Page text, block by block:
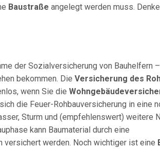
Baustraße angelegt werden muss.
der Sozialversicherung von Bauhelfern
bekommen. Die Versicherung des
wenn Sie die
die Feuer-Rohbauversicherung in eine
Sturm und (empfehlenswert) weitere
kann Baumaterial durch eine
versichert werden. Noch wichtiger ist eine